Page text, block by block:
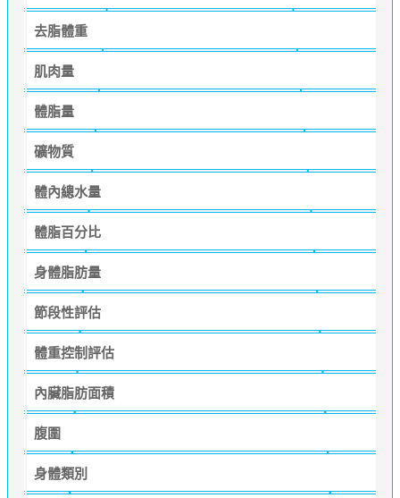
去脂體重
肌肉量
體脂量
礦物質
體內總水量
體脂百分比
身體脂肪量
節段性評估
體重控制評估
內臟脂肪面積
腹圍
身體類別